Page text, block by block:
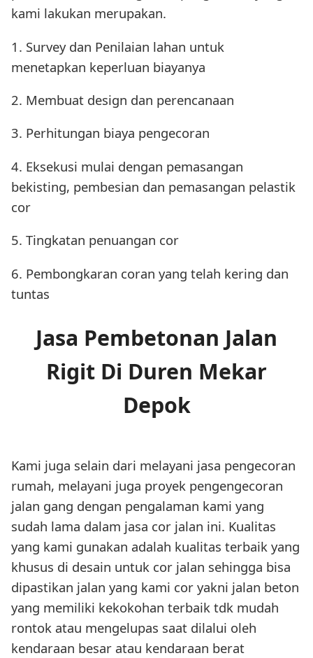
kami lakukan merupakan.
1. Survey dan Penilaian lahan untuk
menetapkan keperluan biayanya
2. Membuat design dan perencanaan
3. Perhitungan biaya pengecoran
4. Eksekusi mulai dengan pemasangan
bekisting, pembesian dan pemasangan pelastik
cor
5. Tingkatan penuangan cor
6. Pembongkaran coran yang telah kering dan
tuntas
Jasa Pembetonan Jalan
Rigit Di Duren Mekar
Depok
Kami juga selain dari melayani jasa pengecoran
rumah, melayani juga proyek pengengecoran
jalan gang dengan pengalaman kami yang
sudah lama dalam jasa cor jalan ini. Kualitas
yang kami gunakan adalah kualitas terbaik yang
khusus di desain untuk cor jalan sehingga bisa
dipastikan jalan yang kami cor yakni jalan beton
yang memiliki kekokohan terbaik tdk mudah
rontok atau mengelupas saat dilalui oleh
kendaraan besar atau kendaraan berat